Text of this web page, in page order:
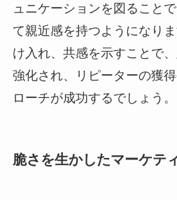
ュニケーションを図ること
て親近感を持つようになり
け入れ、共感を示すことで
強化され、リピーターの獲
ローチが成功するでしょう。
脆さを生かしたマーケテ